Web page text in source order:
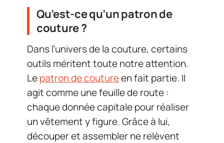
Qu’est-ce qu’un patron de
couture ?
Dans l’univers de la couture, certains
outils méritent toute notre attention.
Lepatron de coutureen fait partie. Il
agit comme une feuille de route :
chaque donnée capitale pour réaliser
un vêtement y figure. Grâce à lui,
découper et assembler ne relèvent